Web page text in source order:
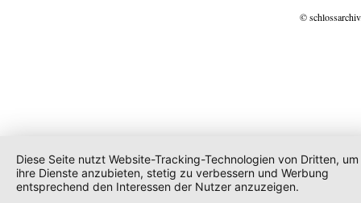
©
Diese Seite nutzt Website-Tracking-Technologien von Dritten, um
ihre Dienste anzubieten, stetig zu verbessern und Werbung
entsprechend den Interessen der Nutzer anzuzeigen.